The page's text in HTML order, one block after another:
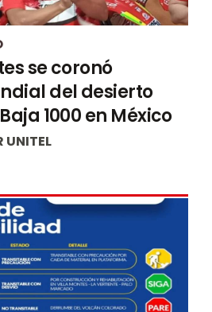
se coronó
del desierto
1000 en México
UNITEL